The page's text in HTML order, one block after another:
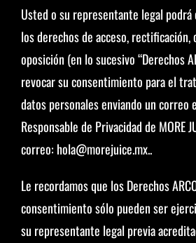
Usted o su representante legal
los derechos de acceso, rectificación,
oposición (en lo sucesivo “Derechos
revocar su consentimiento para el
datos personales enviando un correo
Responsable de Privacidad de MORE
correo: hola@morejuice.mx..
Le recordamos que los Derechos
consentimiento sólo pueden ser
su representante legal previa